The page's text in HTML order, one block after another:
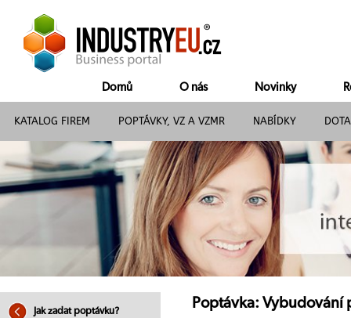
Domů O nás Novinky
KATALOG FIREM POPTÁVKY, VZ A VZMR NABÍDKY
Jak zadat poptávku?
Poptávka: Vybudování